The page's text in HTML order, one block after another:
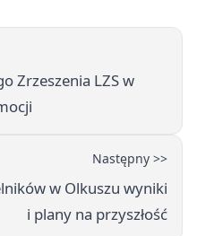
Zrzeszenia LZS w
Następny >>
w Olkuszu wyniki
i plany na przyszłość